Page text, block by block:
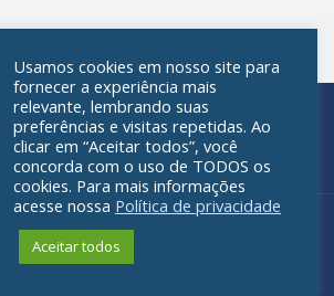
Política de privacidade
Usamos cookies em nosso site para
fornecer a experiência mais
relevante, lembrando suas
preferências e visitas repetidas. Ao
clicar em “Aceitar todos”, você
concorda com o uso de TODOS os
cookies. Para mais informações
acesse nossa Política de privacidade
Aceitar todos